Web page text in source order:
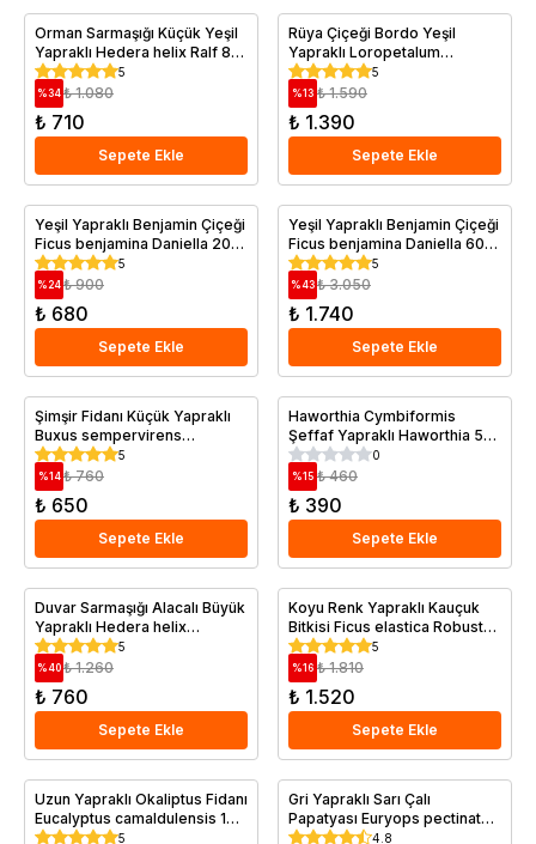
Orman Sarmaşığı Küçük Yeşil
Yapraklı Hedera helix Ralf 80
cm Saksıda5
%34 ₺ 1.080
₺ 710
Sepete Ekle
Rüya Çiçeği Bordo Yeşil
Yapraklı Loropetalum
chinense Burgundy 40 cm
Saksıda
5
%13 ₺ 1.590
₺ 1.390
Sepete Ekle
Yeşil Yapraklı Benjamin Çiçeği
Ficus benjamina Daniella 20
30 cm Saksıda
5
%24 ₺ 900
₺ 680
Sepete Ekle
Yeşil Yapraklı Benjamin Çiçeği
Ficus benjamina Daniella 60-
80 cm Saksıda
5
%43 ₺ 3.050
₺ 1.740
Sepete Ekle
Şimşir Fidanı Küçük Yapraklı
Buxus sempervirens
Suffruticosa 20 40 cm
Saksıda
5
%14 ₺ 760
₺ 650
Sepete Ekle
Haworthia Cymbiformis
Şeffaf Yapraklı Haworthia 5
10 cm 3 Adet Saksıda
0
%15 ₺ 460
₺ 390
Sepete Ekle
Duvar Sarmaşığı Alacalı Büyük
Yapraklı Hedera helix
Variegata 80 100 cm Saksıda
5
%40 ₺ 1.260
₺ 760
Sepete Ekle
Koyu Renk Yapraklı Kauçuk
Bitkisi Ficus elastica Robusta
80 100 cm Saksıda
5
%16 ₺ 1.810
₺ 1.520
Sepete Ekle
Uzun Yapraklı Okaliptus Fidanı
Eucalyptus camaldulensis 120
cm 3 4 yaş Saksıda
5
Gri Yapraklı Sarı Çalı
Papatyası Euryops pectinatus
Munchkin 20 40 cm İthal
4.8